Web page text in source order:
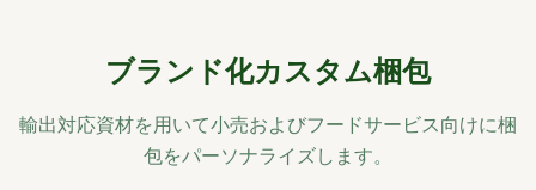
ブランド化カスタム梱包
輸出対応資材を用いて小売およびフードサービス向けに梱
包をパーソナライズします。